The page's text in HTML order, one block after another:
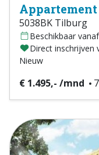
5038BK Tilburg
Beschikbaar
Direct inschrijven
Nieuw
€ 1.495,- /mnd